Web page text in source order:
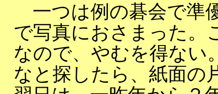
一つは例の碁会で準
で写真におさまった。
なので、やむを得ない
なと探したら、紙面の